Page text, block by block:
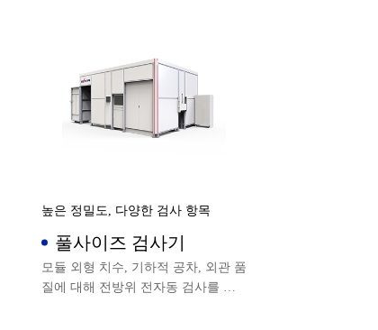
높은 정밀도, 다양한 검사 항목
풀사이즈 검사기
모듈 외형 치수, 기하적 공차, 외관 품
질에 대해 전방위 전자동 검사를 실